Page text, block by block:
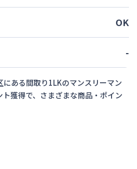
OK
-
にある間取り1LKのマンスリーマン
獲得で、さまざまな商品・ポイン